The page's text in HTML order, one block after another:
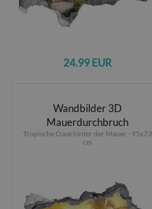
24.99 EUR
Wandbilder 3D
Mauerdurchbruch
Tropische Oase hinter der Mauer - 95x73
cm